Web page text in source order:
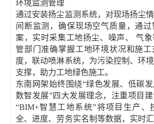
环境监测管理
通过安装扬尘监测系统，对现场扬尘
间断监测，确保现场空气质量，通
案，实时采集工地扬尘、噪声、 气
管部门准确掌握工地环境状况和施
度，联动喷淋系统，为污染控制、环
支撑，助力工地绿色施工。
东南网架始终围绕“绿色发展、低碳发
数智发展”四大发展理念，注重项目建
“BIM+智慧工地系统”将项目生产、
全、进度、劳务实名制等数据，实时